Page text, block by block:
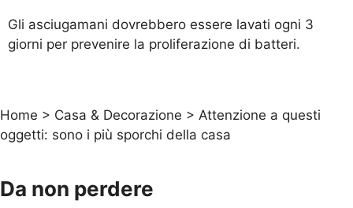
Gli asciugamani dovrebbero essere lavati ogni 3
giorni per prevenire la proliferazione di batteri.
Home > Casa & Decorazione > Attenzione a questi
oggetti: sono i più sporchi della casa
Da non perdere